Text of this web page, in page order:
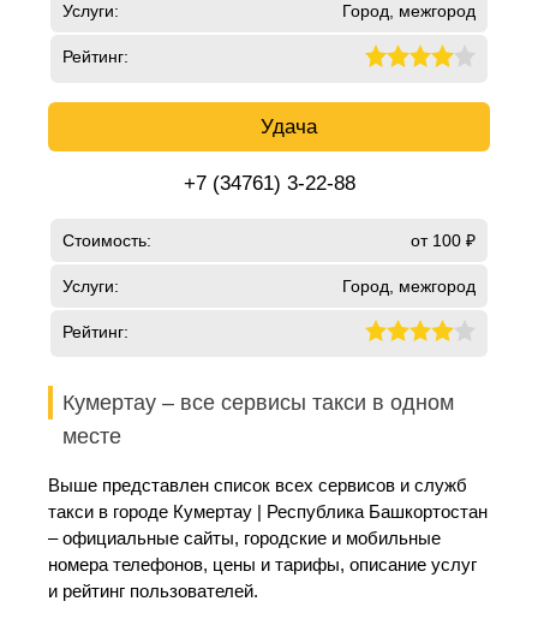
Услуги: Город, межгород
Рейтинг:
Удача
+7 (34761) 3-22-88
Стоимость: от 100 ₽
Услуги: Город, межгород
Рейтинг:
Кумертау – все сервисы такси в одном
месте
Выше представлен список всех сервисов и служб
такси в городе Кумертау | Республика Башкортостан
– официальные сайты, городские и мобильные
номера телефонов, цены и тарифы, описание услуг
и рейтинг пользователей.